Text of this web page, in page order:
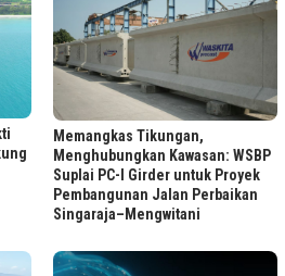
Memangkas Tikungan,
Menghubungkan Kawasan: WSBP
Suplai PC-I Girder untuk Proyek
Pembangunan Jalan Perbaikan
Singaraja–Mengwitani